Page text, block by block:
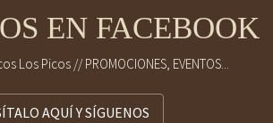
EN FACEBOOK
Los Picos // PROMOCIONES, EVENTOS...
AQUÍ Y SÍGUENOS